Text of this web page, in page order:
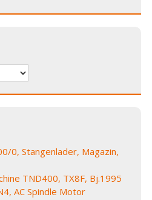
0, Stangenlader, Magazin,
TND400, TX8F, Bj.1995
AC Spindle Motor